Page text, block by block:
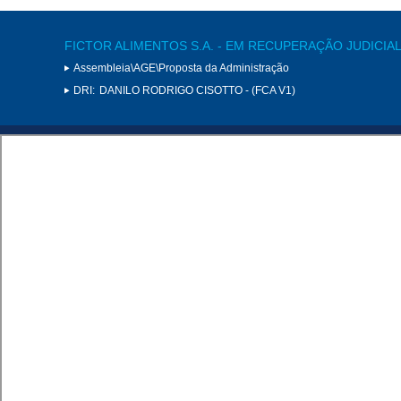
FICTOR ALIMENTOS S.A. - EM RECUPERAÇÃO
Assembleia\AGE\Proposta da Administração
DRI: DANILO RODRIGO CISOTTO - (FCA V1)